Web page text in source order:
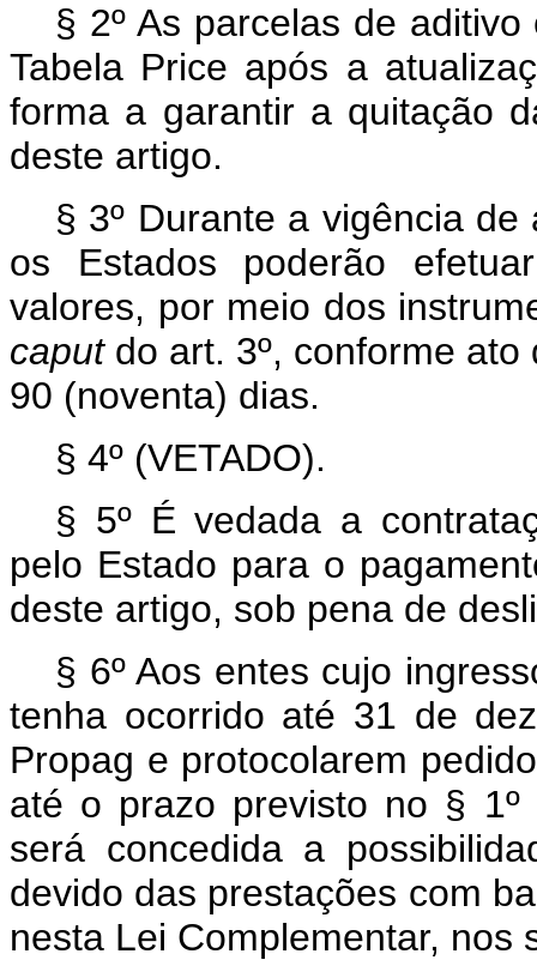
§ 2º As parcelas de
Tabela Price após a
forma a garantir a quitação
deste artigo.
§ 3º Durante a vigência
os Estados poderão
valores, por meio dos
caputdo art. 3º, conforme ato
90 (noventa) dias.
§ 4º (VETADO).
§ 5º É vedada a
pelo Estado para o
deste artigo, sob pena de
§ 6º Aos entes cujo
tenha ocorrido até 31 de
Propag e protocolarem
até o prazo previsto no § 1º
será concedida a
devido das prestações com
nesta Lei Complementar, nos